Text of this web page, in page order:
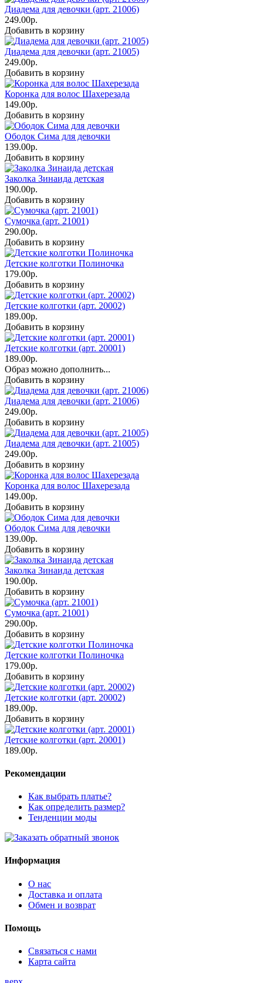
Диадема для девочки (арт. 21006)
249.00р.
Добавить в корзину
Диадема для девочки (арт. 21005)
249.00р.
Добавить в корзину
Коронка для волос Шахерезада
149.00р.
Добавить в корзину
Ободок Сима для девочки
139.00р.
Добавить в корзину
Заколка Зинаида детская
190.00р.
Добавить в корзину
Сумочка (арт. 21001)
290.00р.
Добавить в корзину
Детские колготки Полиночка
179.00р.
Добавить в корзину
Детские колготки (арт. 20002)
189.00р.
Добавить в корзину
Детские колготки (арт. 20001)
189.00р.
Образ можно дополнить...
Добавить в корзину
Диадема для девочки (арт. 21006)
249.00р.
Добавить в корзину
Диадема для девочки (арт. 21005)
249.00р.
Добавить в корзину
Коронка для волос Шахерезада
149.00р.
Добавить в корзину
Ободок Сима для девочки
139.00р.
Добавить в корзину
Заколка Зинаида детская
190.00р.
Добавить в корзину
Сумочка (арт. 21001)
290.00р.
Добавить в корзину
Детские колготки Полиночка
179.00р.
Добавить в корзину
Детские колготки (арт. 20002)
189.00р.
Добавить в корзину
Детские колготки (арт. 20001)
189.00р.
Рекомендации
Как выбрать платье?
Как определить размер?
Тенденции моды
Информация
О нас
Доставка и оплата
Обмен и возврат
Помощь
Связаться с нами
Карта сайта